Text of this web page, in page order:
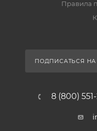
Правила
ПОДПИСАТЬСЯ
8 (800)